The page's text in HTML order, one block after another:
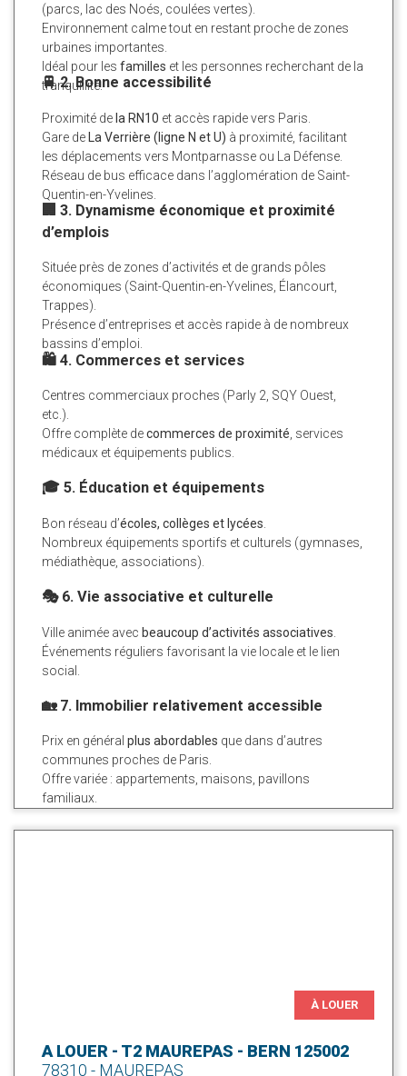
(parcs, lac des Noés, coulées vertes).
Environnement calme tout en restant proche de zones
urbaines importantes.
Idéal pour les familles et les personnes recherchant de la
tranquillité.
🚆 2. Bonne accessibilité
Proximité dela RN10 et accès rapide vers Paris.
Gare deLa Verrière (ligne N et U) à proximité, facilitant
les déplacements vers Montparnasse ou La Défense.
Réseau de bus efficace dans l’agglomération de Saint-
Quentin-en-Yvelines.
🏢 3. Dynamisme économique et proximité
d’emplois
Située près de zones d’activités et de grands pôles
économiques (Saint-Quentin-en-Yvelines, Élancourt,
Trappes).
Présence d’entreprises et accès rapide à de nombreux
bassins d’emploi.
🛍️ 4. Commerces et services
Centres commerciaux proches (Parly 2, SQY Ouest,
etc.).
Offre complète decommerces de proximité , services
médicaux et équipements publics.
🎓 5. Éducation et équipements
Bon réseau d’écoles, collèges et lycées
Nombreux équipements sportifs et culturels (gymnases,
médiathèque, associations).
🎭 6. Vie associative et culturelle
Ville animée avec beaucoup d’activités associatives
Événements réguliers favorisant la vie locale et le lien
social.
🏡 7. Immobilier relativement accessible
Prix en général plus abordables que dans d’autres
communes proches de Paris.
Offre variée : appartements, maisons, pavillons
familiaux.
À LOUER
A LOUER - T2 MAUREPAS - BERN 125002
78310 - MAUREPAS